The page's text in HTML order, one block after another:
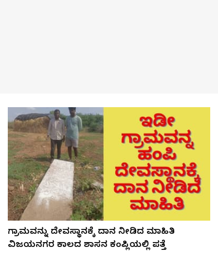
ಗ್ರಾಮವನ್ನು ದೇವಸ್ಥಾನಕ್ಕೆ ದಾನ ನೀಡಿದ ಮಾಹಿತಿ
ವಿಜಯನಗರ ಕಾಲದ ಶಾಸನ ಕಂಪ್ಲಿಯಲ್ಲಿ ಪತ್ತೆ